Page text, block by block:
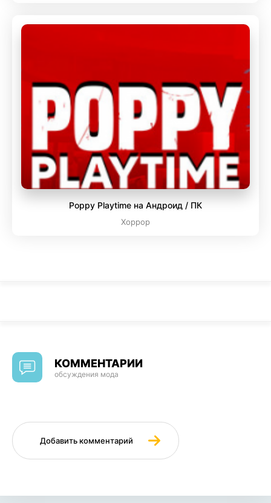
Poppy Playtime на Андроид / ПК
Хоррор
КОММЕНТАРИИ
обсуждения мода
Добавить комментарий